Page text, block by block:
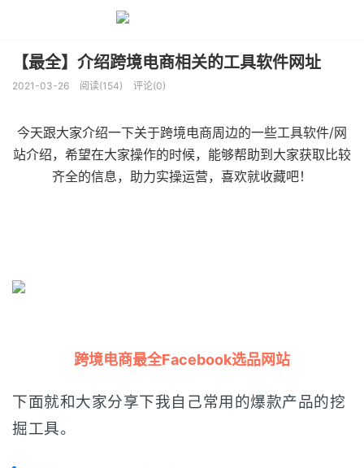
【最全】介绍跨境电商相关的工具软件网址
2021-03-26 阅读(154) 评论(0)
今天跟大家介绍一下关于跨境电商周边的一些工具软件/网
站介绍，希望在大家操作的时候，能够帮助到大家获取比较
齐全的信息，助力实操运营，喜欢就收藏吧！
跨境电商最全Facebook选品网站
下面就和大家分享下我自己常用的爆款产品的挖
掘工具。